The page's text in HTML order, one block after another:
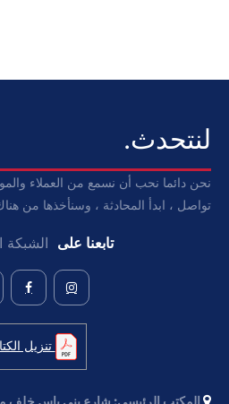
لنتحدث.
نحن دائما نحب أن نسمع من العملاء
تواصل ، ابدأ المحادثة ، وسنأخذها من
تابعنا على الشبكة
تنزيل
المكتب الرئيسي: شارع بنى ياس خلف